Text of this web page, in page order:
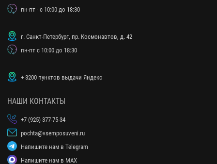
пн-пт - с 10:00 до 18:30
г. Санкт-Петербург, пр. Космонавтов, д. 42
пн-пт с 10:00 до 18:30
+ 3200 пунктов выдачи Яндекс
НАШИ КОНТАКТЫ
+7 (925) 377-75-34
pochta@vsemposuveni.ru
Напишите нам в Telegram
Напишите нам в MAX